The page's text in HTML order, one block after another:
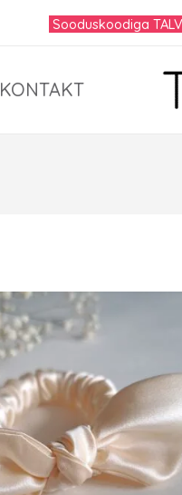
Sooduskoodiga
KONTAKT